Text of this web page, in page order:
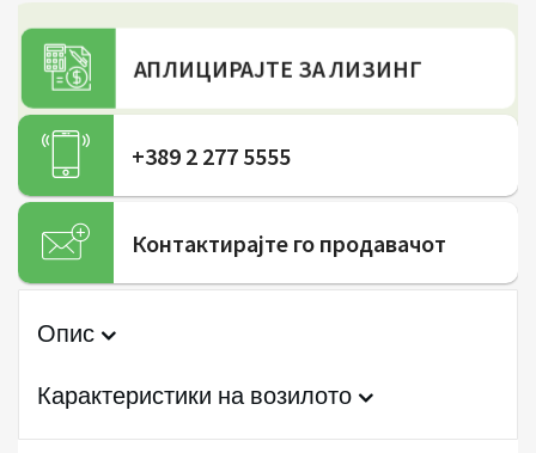
АПЛИЦИРАЈТЕ ЗА ЛИЗИНГ
+389 2 277 5555
Контактирајте го продавачот
Опис
Карактеристики на возилото